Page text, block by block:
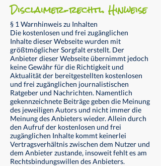
Disclaimer–rechtl. Hinweise
§ 1 Warnhinweis zu Inhalten
Die kostenlosen und frei zugänglichen
Inhalte dieser Webseite wurden mit
größtmöglicher Sorgfalt erstellt. Der
Anbieter dieser Webseite übernimmt jedoch
keine Gewähr für die Richtigkeit und
Aktualität der bereitgestellten kostenlosen
und frei zugänglichen journalistischen
Ratgeber und Nachrichten. Namentlich
gekennzeichnete Beiträge geben die Meinung
des jeweiligen Autors und nicht immer die
Meinung des Anbieters wieder. Allein durch
den Aufruf der kostenlosen und frei
zugänglichen Inhalte kommt keinerlei
Vertragsverhältnis zwischen dem Nutzer und
dem Anbieter zustande, insoweit fehlt es am
Rechtsbindungswillen des Anbieters.